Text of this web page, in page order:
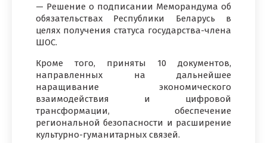
— Решение о подписании Меморандума об
обяза­тельствах Республики Беларусь в
целях получения статуса государства-члена
ШОС.
Кроме того, приняты 10 документов,
направленных на дальнейшее
наращивание экономического
взаимодействия и цифровой
трансформации, обеспечение
региональной безопасности и расширение
культурно-гуманитарных связей.